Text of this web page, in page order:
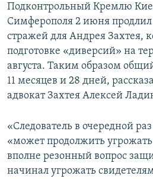
поискуИНФОГРАФИКА
ТЕЛЕПРОЕКТ КРЫМ.РЕАЛИИ
СОВЕТЫ ПРАВОЗАЩИТНИКОВ
ПРОПАВШИЕ БЕЗ ВЕСТИ
ПОБЕДИТЕЛЕЙ НЕ СУДЯТ?
УКРАИНСКАЯ ПРОБЛЕМА КРЫМА
КАК ОБОЙТИ БЛОКИРОВКУ
Українською
Qırımtatar
ПРИСОЕДИНЯЙТЕСЬ!
Все сайты RFE/RL
Подконтрольный Кремлю
Симферополя 2 июня
стражей для Андрея Захтея,
подготовке «диверсий» на
августа. Таким образом
11 месяцев и 28 дней,
адвокат Захтея Алексей
«Следователь в очередной
«может продолжить
вполне резонный вопрос
начинал угрожать